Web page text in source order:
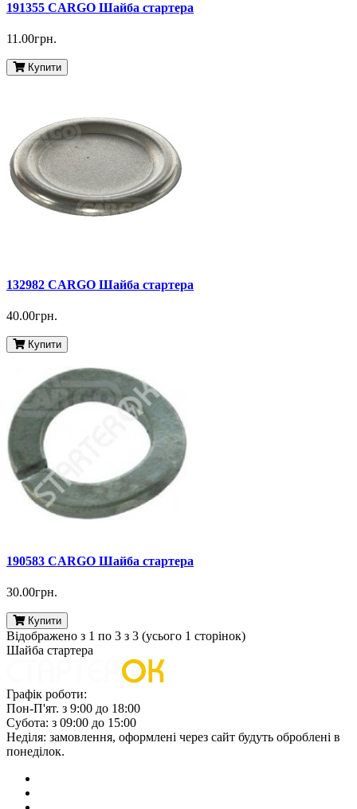
191355 CARGO Шайба стартера
11.00грн.
Купити
132982 CARGO Шайба стартера
40.00грн.
Купити
190583 CARGO Шайба стартера
30.00грн.
Купити
Відображено з 1 по 3 з 3 (усього 1 сторінок)
Шайба стартера
Графік роботи:
Пон-П'ят. з 9:00 до 18:00
Субота: з 09:00 до 15:00
Неділя: замовлення, оформлені через сайт будуть оброблені в
понеділок.